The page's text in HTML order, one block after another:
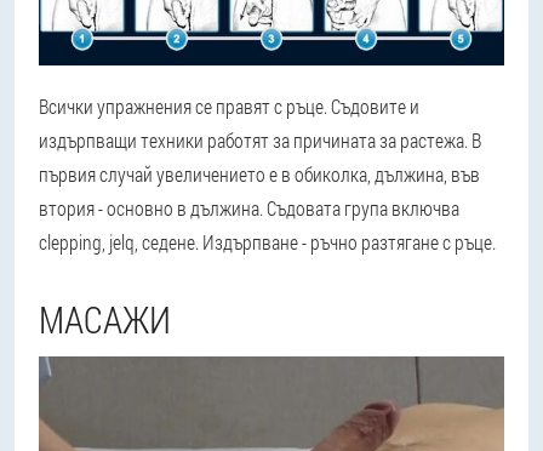
Всички упражнения се правят с ръце. Съдовите и
издърпващи техники работят за причината за растежа. В
първия случай увеличението е в обиколка, дължина, във
втория - основно в дължина. Съдовата група включва
clepping, jelq, седене. Издърпване - ръчно разтягане с ръце.
МАСАЖИ